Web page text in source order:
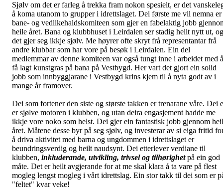
Sjølv om det er farleg å trekka fram nokon spesielt, er det
å koma utanom to grupper i idrettslaget. Dei første me vil nemna er
bane- og vedlikehaldskomiteen som gjer en fabelaktig jobb
heile året. Bana og klubbhuset i Leirdalen ser stadig heilt nytt ut, og
det gjer seg ikkje sjølv. Me høyrer ofte skryt frå representantar frå
andre klubbar som har vore på besøk i Leirdalen. Ein del
medlemmar av denne komiteen var også tungt inne i arbeidet med å
få lagt kunstgras på bana på Vestbygd. Her vart det gjort ein solid
jobb som innbyggjarane i Vestbygd krins kjem til å nyta godt av i
mange år framover.
Dei som fortener den siste og største takken er trenarane våre. Dei
er sjølve motoren i klubben, og utan deira engasjement hadde me
ikkje vore noko som helst. Dei gjer ein fantastisk jobb gjennom
året. Måtene desse byr på seg sjølv, og investerar av si eiga fritid
å driva aktivitet med barna og ungdommen i idrettslaget er
beundringsverdig og heilt naudsynt. Dei etterlever verdiane til
klubben, inkluderande, utvikling, trivsel og tilhørighetpå ein god
måte. Det er heilt avgjerande for at me skal klara å ta vare på flest
mogleg lengst mogleg i vårt idrettslag. Ein stor takk til dei som er
"feltet" kvar veke!